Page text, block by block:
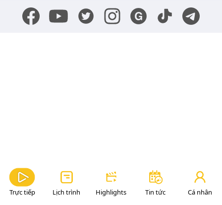
Trực tiếp Lịch trình Highlights Tin tức Cá nhân